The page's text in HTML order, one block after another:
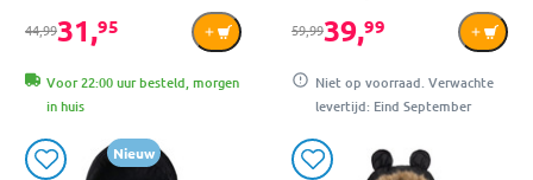
44,9931,95
Voor 22:00 uur besteld, morgen
in huis
59,9939,99
Niet op voorraad. Verwachte
levertijd: Eind September
Nieuw